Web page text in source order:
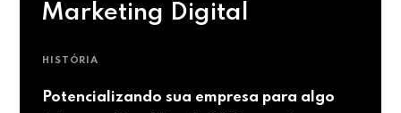
Marketing Digital
HISTÓRIA
Potencializando sua empresa para algo